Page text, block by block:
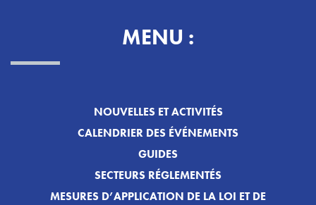
MENU :
NOUVELLES ET ACTIVITÉS
CALENDRIER DES ÉVÉNEMENTS
GUIDES
SECTEURS RÉGLEMENTÉS
MESURES D’APPLICATION DE LA LOI ET DE